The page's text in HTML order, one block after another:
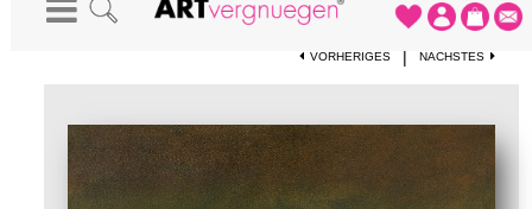
NÄCHSTES
|
VORHERIGES